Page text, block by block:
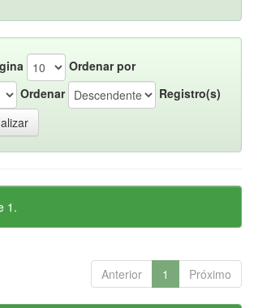
Ordenar por
Ordenar
Registro(s)
1.
Anterior 1 Próximo